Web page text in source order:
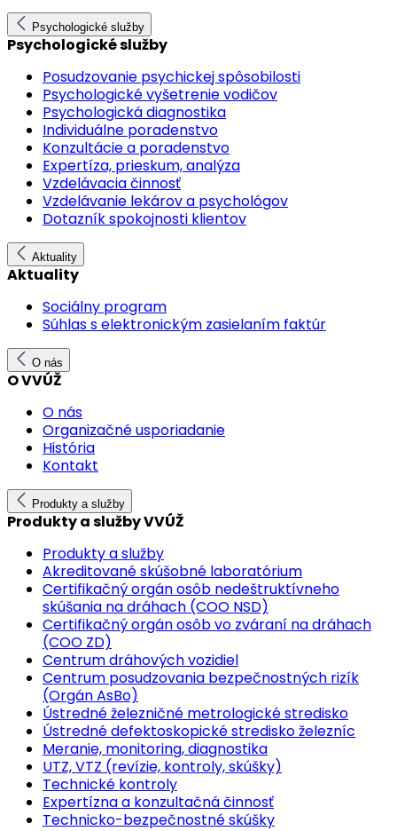
Psychologické služby
Psychologické služby
Posudzovanie psychickej spôsobilosti
Psychologické vyšetrenie vodičov
Psychologická diagnostika
Individuálne poradenstvo
Konzultácie a poradenstvo
Expertíza, prieskum, analýza
Vzdelávacia činnosť
Vzdelávanie lekárov a psychológov
Dotazník spokojnosti klientov
Aktuality
Aktuality
Sociálny program
Súhlas s elektronickým zasielaním faktúr
O nás
O VVÚŽ
O nás
Organizačné usporiadanie
História
Kontakt
Produkty a služby
Produkty a služby VVÚŽ
Produkty a služby
Akreditované skúšobné laboratórium
Certifikačný orgán osôb nedeštruktívneho
skúšania na dráhach (COO NSD)
Certifikačný orgán osôb vo zváraní na dráhach
(COO ZD)
Centrum dráhových vozidiel
Centrum posudzovania bezpečnostných rizík
(Orgán AsBo)
Ústredné železničné metrologické stredisko
Ústredné defektoskopické stredisko železníc
Meranie, monitoring, diagnostika
UTZ, VTZ (revízie, kontroly, skúšky)
Technické kontroly
Expertízna a konzultačná činnosť
Technicko-bezpečnostné skúšky